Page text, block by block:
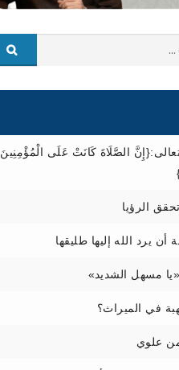
الصَّلَاةَ كَانَتْ عَلَى الْمُؤْمِنِينَ
الرؤيا
أن يرد الله إليها طليقها
مسهل الشديد»
في الميراث؟
علوي